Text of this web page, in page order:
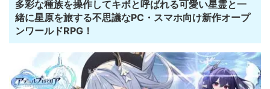
多彩な種族を操作してキボと呼ばれる可愛い星霊と一
緒に星原を旅する不思議なPC・スマホ向け新作オープ
ンワールドRPG！